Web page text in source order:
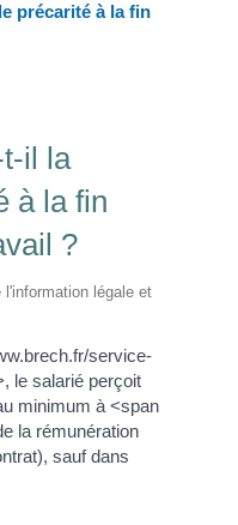
précarité à la fin
il la
à la fin
?
légale et
service-
le salarié perçoit
minimum à <span
la rémunération
sauf dans